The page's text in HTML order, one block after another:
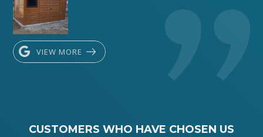
VIEW MORE
CUSTOMERS WHO HAVE CHOSEN US